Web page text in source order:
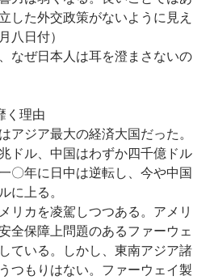
した外交政策がないように見え
八日付）
なぜ日本人は耳を澄まさないの
く理由
ジア最大の経済大国だった。
ドル、中国はわずか四千億ドル
〇年に日中は逆転し、今や中国
に上る。
リカを凌駕しつつある。アメリ
全保障上問題のあるファーウェ
ている。しかし、東南アジア諸
つもりはない。ファーウェイ製